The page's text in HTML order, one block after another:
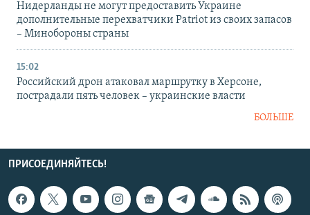
Нидерланды не могут предоставить Украине
дополнительные перехватчики Patriot из своих запасов
– Минобороны страны
15:02
Российский дрон атаковал маршрутку в Херсоне,
пострадали пять человек – украинские власти
БОЛЬШЕ
ПРИСОЕДИНЯЙТЕСЬ!